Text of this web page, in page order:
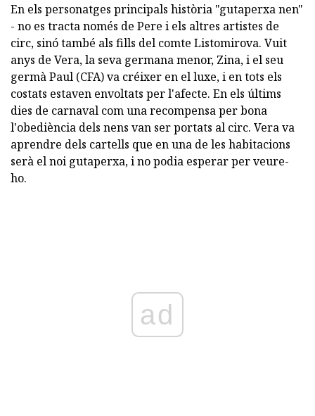
En els personatges principals història "gutaperxa nen"
- no es tracta només de Pere i els altres artistes de
circ, sinó també als fills del comte Listomirova. Vuit
anys de Vera, la seva germana menor, Zina, i el seu
germà Paul (CFA) va créixer en el luxe, i en tots els
costats estaven envoltats per l'afecte. En els últims
dies de carnaval com una recompensa per bona
l'obediència dels nens van ser portats al circ. Vera va
aprendre dels cartells que en una de les habitacions
serà el noi gutaperxa, i no podia esperar per veure-
ho.
ad